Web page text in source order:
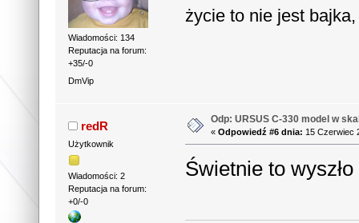
Wiadomości: 134
Reputacja na forum:
+35/-0
DmVip
życie to nie jest
redR
Użytkownik
Wiadomości: 2
Reputacja na forum:
+0/-0
Odp: URSUS C-330 model w
«Odpowiedź #6 dnia: 15 Czerwiec
Świetnie to wyszło